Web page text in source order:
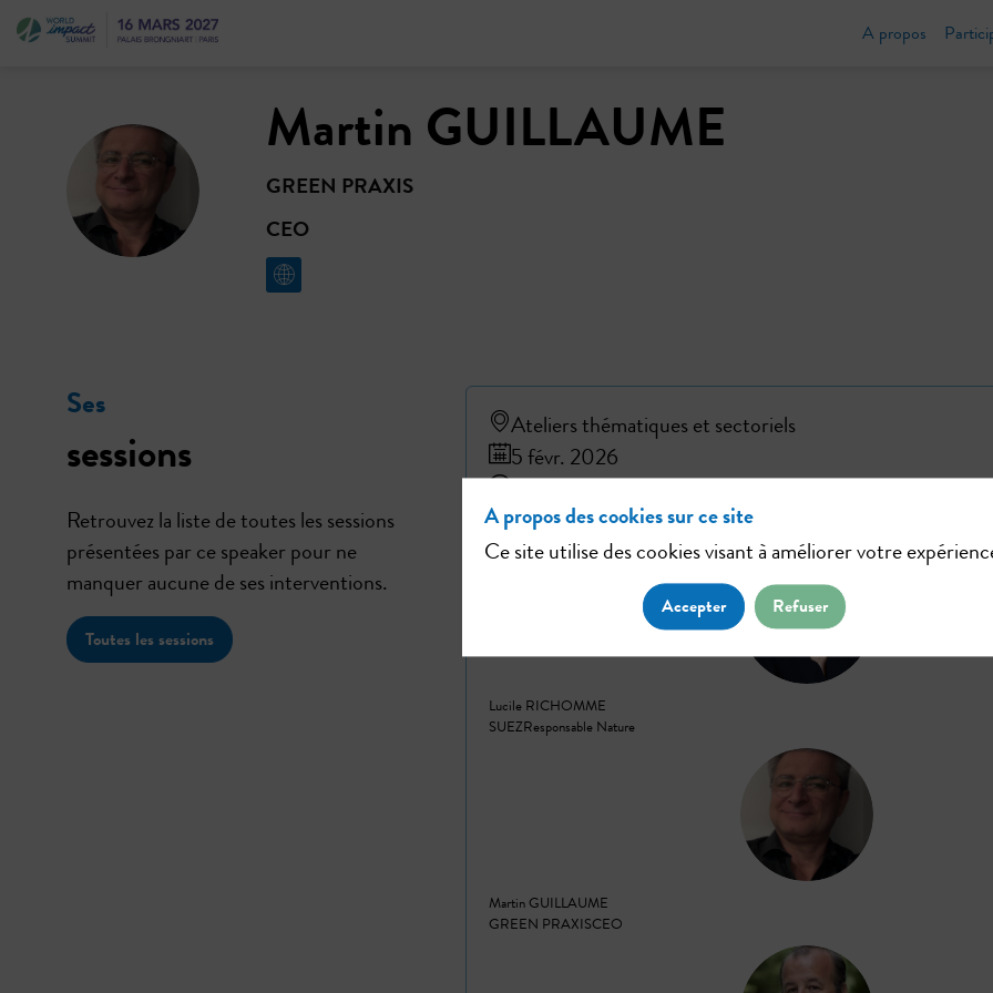
A propos
MG
Martin GUILLAUME
GREEN PRAXIS
CEO
Ses
sessions
Retrouvez la liste de toutes les sessions
présentées par ce speaker pour ne
manquer aucune de ses interventions.
Toutes les sessions
Ateliers thématiques et sectoriels
5 févr. 2026
14:0014:30
Atelier #6
LR
Lucile RICHOMME
SUEZResponsable Nature
MG
MartinGUILLAUME
GREEN PRAXISCEO
A propos des cookies sur ce site
Ce site utilise des cookies visant à améliorer votre
Accepter Refuser